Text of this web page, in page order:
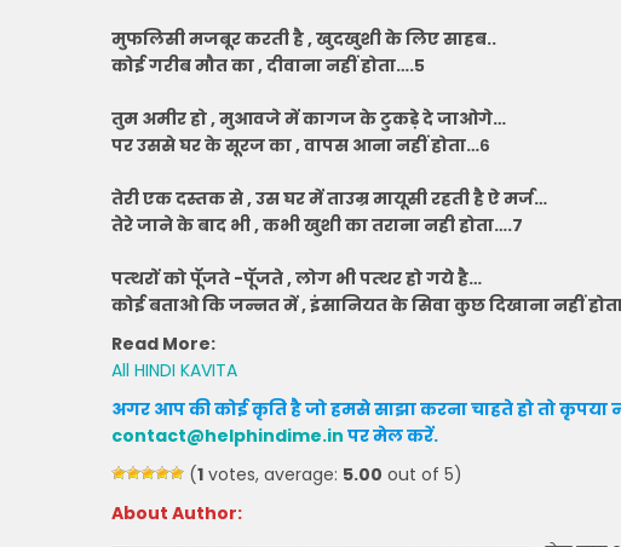
मुफलिसी मजबूर करती है , खुदखुशी के लिए साहब..
कोई गरीब मौत का , दीवाना नहीं होता….५
तुम अमीर हो , मुआवजे में कागज के टुकड़े दे जाओगे…
पर उससे घर के सूरज का , वापस आना नहीं होता…६
तेरी एक दस्तक से , उस घर में ताउम्र मायूसी रहती है ऐ मर्ज…
तेरे जाने के बाद भी , कभी खुशी का तराना नही होता….७
पत्थरों को पूॅजते -पूॅजते , लोग भी पत्थर हो गये है…
कोई बताओ कि जन्नत में , इंसानियत के सिवा कुछ दिखाना नहीं
Read More:
All HINDI KAVITA
अगर आप की कोई कृति है जो हमसे साझा करना चाहते हो तो
contact@helphindime.in पर मेल करें.
(1 votes, average: 5.00 out of 5)
About Author: